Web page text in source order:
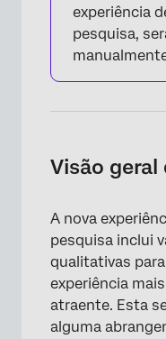
experiência
pesquisa,
Visão geral
A nova
pesquisa inclui
qualitativas
experiência
atraente. Esta
alguma